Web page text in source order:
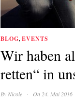
BLOG, EVENTS
Wir haben
retten“ in
By Nicole · On 24. Mai 2016